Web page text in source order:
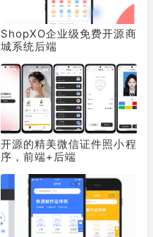
ShopXO企业级免费开源商
城系统后端
开源的精美微信证件照小程
序，前端+后端